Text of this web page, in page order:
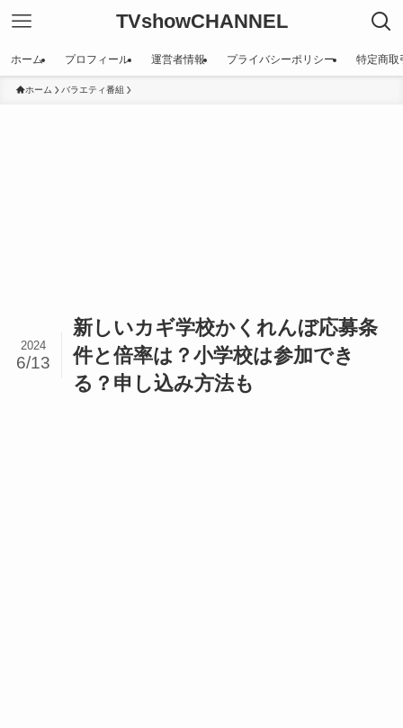
TVshowCHANNEL
ホーム プロフィール 運営者情報 プライバシーポリシー 特定商取
ホーム バラエティ番組
新しいカギ学校かくれんぼ応募条
件と倍率は？小学校は参加でき
る？申し込み方法も
2024
6/13